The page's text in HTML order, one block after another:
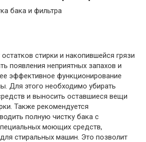
стирки и накопившейся грязи
появления неприятных запахов и
эффективное функционирование
Для этого необходимо убирать
и выносить оставшиеся вещи
Также рекомендуется
полную чистку бака с
моющих средств,
стиральных машин. Это позволит